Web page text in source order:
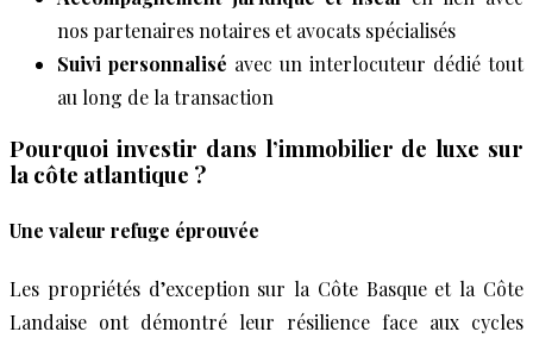
nos partenaires notaires et avocats spécialisés
Suivi personnalisé avec un interlocuteur dédié tout
au long de la transaction
Pourquoi investir dans l’immobilier de luxe sur
la côte atlantique ?
Une valeur refuge éprouvée
Les propriétés d’exception sur la Côte Basque et la Côte
Landaise ont démontré leur résilience face aux cycles